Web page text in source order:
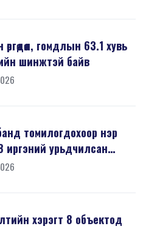
гомдлын 63.1 хувь
шинжтэй байв
томилогдохоор нэр
урьдчилсан
хэрэгт 8 объектод